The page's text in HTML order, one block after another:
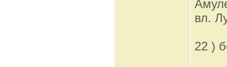
вл.
22 )